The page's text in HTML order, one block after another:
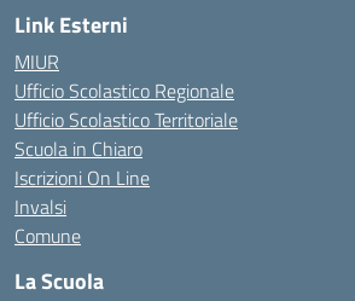
Link Esterni
MIUR
Ufficio Scolastico Regionale
Ufficio Scolastico Territoriale
Scuola in Chiaro
Iscrizioni On Line
Invalsi
Comune
La Scuola